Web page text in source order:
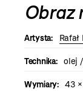
Obraz
Artysta:
Technika: olej
Wymiary: 43